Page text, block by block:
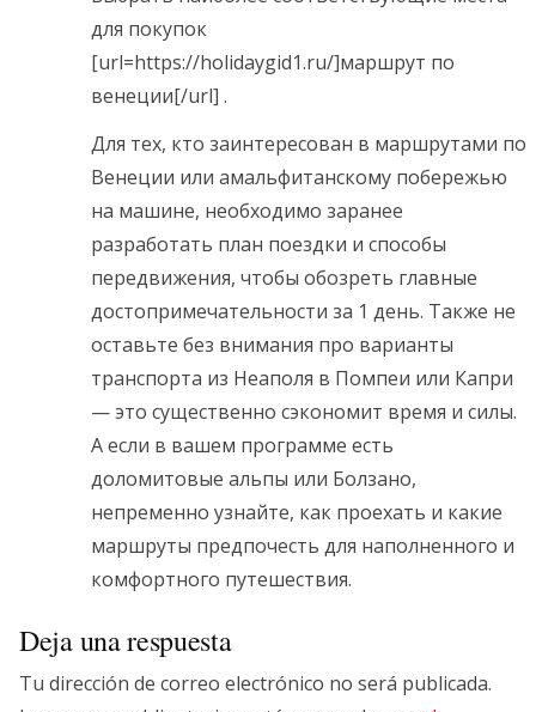
для покупок
[url=https://holidaygid1.ru/]маршрут по
венеции[/url] .
Для тех, кто заинтересован в маршрутами по
Венеции или амальфитанскому побережью
на машине, необходимо заранее
разработать план поездки и способы
передвижения, чтобы обозреть главные
достопримечательности за 1 день. Также не
оставьте без внимания про варианты
транспорта из Неаполя в Помпеи или Капри
— это существенно сэкономит время и силы.
А если в вашем программе есть
доломитовые альпы или Болзано,
непременно узнайте, как проехать и какие
маршруты предпочесть для наполненного и
комфортного путешествия.
Deja una respuesta
Tu dirección de correo electrónico no será publicada.